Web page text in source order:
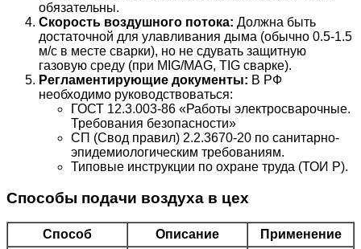
обязательны.
Скорость воздушного потока: Должна быть
достаточной для улавливания дыма (обычно 0.5-1.5
м/с в месте сварки), но не сдувать защитную
газовую среду (при MIG/MAG, TIG сварке).
Регламентирующие документы: В РФ
необходимо руководствоваться:
ГОСТ 12.3.003-86 «Работы электросварочные.
Требования безопасности»
СП (Свод правил) 2.2.3670-20 по санитарно-
эпидемиологическим требованиям.
Типовые инструкции по охране труда (ТОИ Р).
Способы подачи воздуха в цех
Способ Описание Применение